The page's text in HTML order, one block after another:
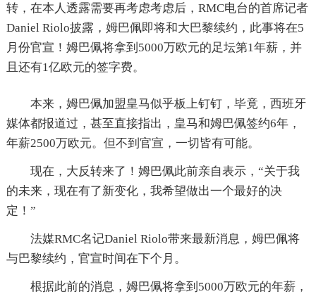
转，在本人透露需要再考虑考虑后，RMC电台的首席记者
Daniel Riolo披露，姆巴佩即将和大巴黎续约，此事将在5
月份官宣！姆巴佩将拿到5000万欧元的足坛第1年薪，并
且还有1亿欧元的签字费。
本来，姆巴佩加盟皇马似乎板上钉钉，毕竟，西班牙
媒体都报道过，甚至直接指出，皇马和姆巴佩签约6年，
年薪2500万欧元。但不到官宣，一切皆有可能。
现在，大反转来了！姆巴佩此前亲自表示，“关于我
的未来，现在有了新变化，我希望做出一个最好的决
定！”
法媒RMC名记Daniel Riolo带来最新消息，姆巴佩将
与巴黎续约，官宣时间在下个月。
根据此前的消息，姆巴佩将拿到5000万欧元的年薪，